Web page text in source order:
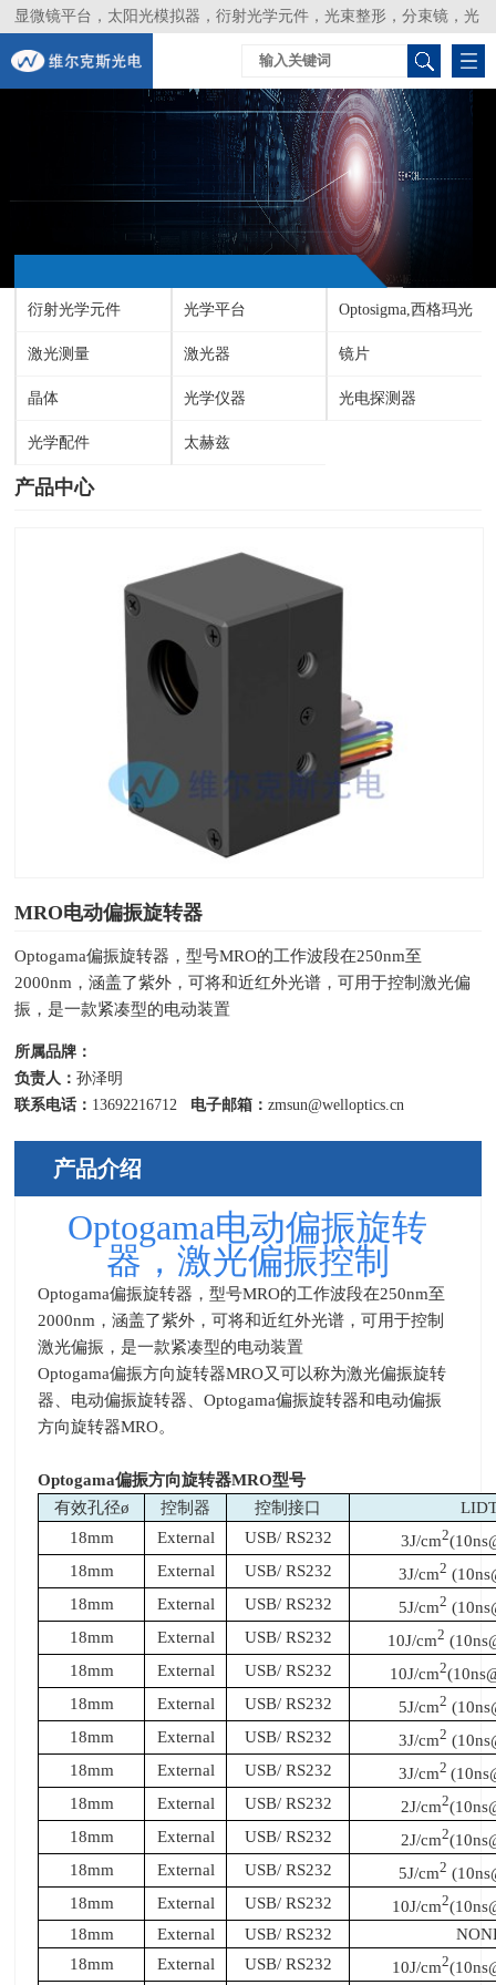
显微镜平台，太阳光模拟器，衍射光学元件，光束整形，分束镜，光
谱仪，生物激光器，光束分析仪，Layertec
衍射光学元件 光学平台 Optosigma,西格玛光
机
激光测量 激光器 镜片
晶体 光学仪器 光电探测器
光学配件 太赫兹
产品中心
MRO电动偏振旋转器
Optogama偏振旋转器，型号MRO的工作波段在250nm至
2000nm，涵盖了紫外，可将和近红外光谱，可用于控制激光偏
振，是一款紧凑型的电动装置
所属品牌：
负责人：孙泽明
联系电话： 13692216712 电子邮箱：zmsun@welloptics.cn
产品介绍
Optogama电动偏振旋转
器，激光偏振控制
Optogama偏振旋转器，型号MRO的工作波段在250nm至
2000nm，涵盖了紫外，可将和近红外光谱，可用于控制
激光偏振，是一款紧凑型的电动装置
Optogama偏振方向旋转器MRO又可以称为激光偏振旋转
器、电动偏振旋转器、Optogama偏振旋转器和电动偏振
方向旋转器MRO。
Optogama偏振方向旋转器MRO型号
有效孔径ø
控制器 控制接口
18mm
External USB/ RS232 3J/cm2
18mm
External USB/ RS232 3J/cm2
18mm
External USB/ RS232 5J/cm2
18mm
External USB/ RS232 10J/cm2
18mm
External USB/ RS232 10J/cm2
18mm
External USB/ RS232 5J/cm2
18mm
External USB/ RS232 3J/cm2
18mm
External USB/ RS232 3J/cm2
18mm
External USB/ RS232 2J/cm2
18mm
External USB/ RS232 2J/cm2
18mm
External USB/ RS232 5J/cm2
18mm
External USB/ RS232 10J/cm2
18mm
External USB/ RS232
18mm
External USB/ RS232 10J/cm2